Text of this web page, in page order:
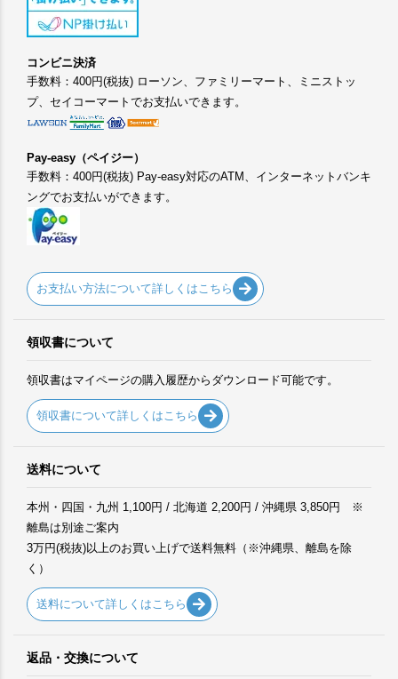
コンビニ決済
手数料：400円(税抜) ローソン、ファミリーマート、ミニストッ
プ、セイコーマートでお支払いできます。
Pay-easy（ペイジー）
手数料：400円(税抜) Pay-easy対応のATM、インターネットバンキ
ングでお支払いができます。
お支払い方法について詳しくはこちら
領収書について
領収書はマイページの購入履歴からダウンロード可能です。
領収書について詳しくはこちら
送料について
本州・四国・九州 1,100円 / 北海道 2,200円 / 沖縄県 3,850円 ※
離島は別途ご案内
3万円(税抜)以上のお買い上げで送料無料（※沖縄県、離島を除
く）
送料について詳しくはこちら
返品・交換について